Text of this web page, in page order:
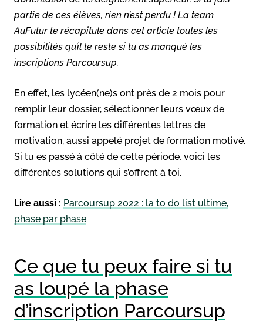
partie de ces élèves, rien n’est perdu ! La team
AuFutur te récapitule dans cet article toutes les
possibilités qu’il te reste si tu as manqué les
inscriptions Parcoursup.
En effet, les lycéen(ne)s ont près de 2 mois pour
remplir leur dossier, sélectionner leurs vœux de
formation et écrire les différentes lettres de
motivation, aussi appelé projet de formation motivé.
Si tu es passé à côté de cette période, voici les
différentes solutions qui s’offrent à toi.
Lire aussi : Parcoursup 2022 : la to do list ultime,
phase par phase
Ce que tu peux faire si tu
as loupé la phase
d’inscription Parcoursup